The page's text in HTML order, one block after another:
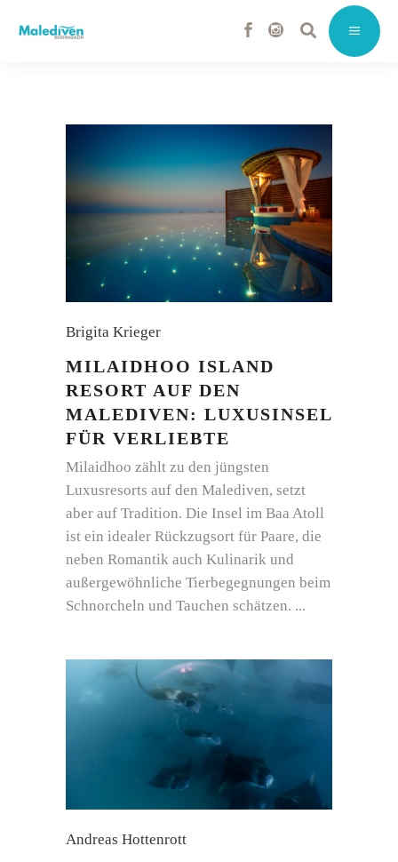
Brigita Krieger
MILAIDHOO ISLAND
RESORT AUF DEN
MALEDIVEN: LUXUSINSEL
FÜR VERLIEBTE
Milaidhoo zählt zu den jüngsten
Luxusresorts auf den Malediven, setzt
aber auf Tradition. Die Insel im Baa Atoll
ist ein idealer Rückzugsort für Paare, die
neben Romantik auch Kulinarik und
außergewöhnliche Tierbegegnungen beim
Schnorcheln und Tauchen schätzen.
Andreas Hottenrott